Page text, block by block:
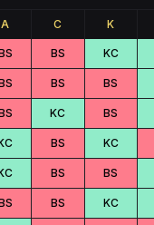
A C K
BS KC
BS BS
KC BS
BS KC
BS BS
BS KC